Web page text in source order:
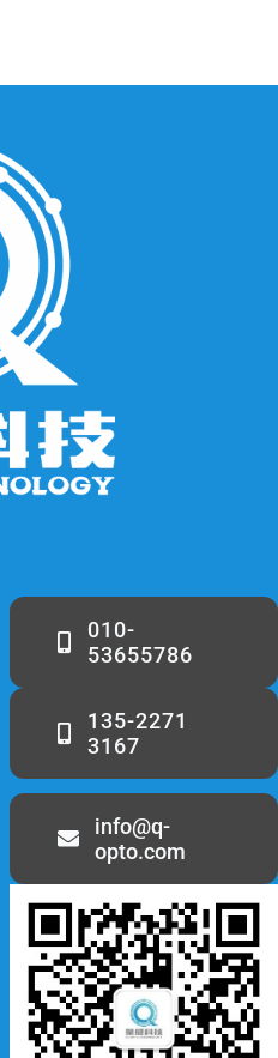
010-
53655786
135-2271
3167
info@q-
opto.com